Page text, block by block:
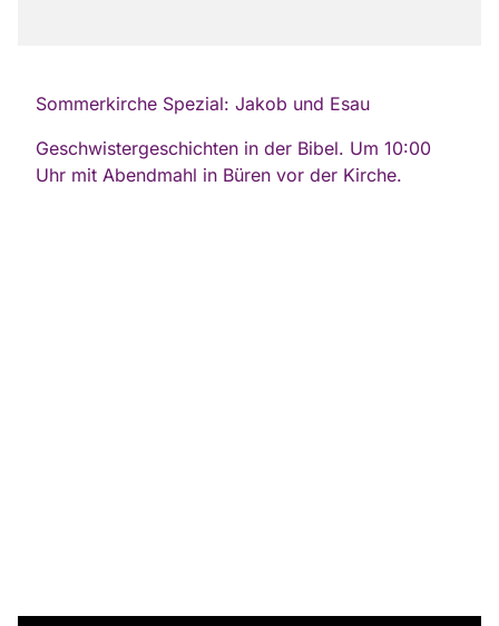
Sommerkirche Spezial: Jakob und Esau
Geschwistergeschichten in der Bibel. Um 10:00
Uhr mit Abendmahl in Büren vor der Kirche.